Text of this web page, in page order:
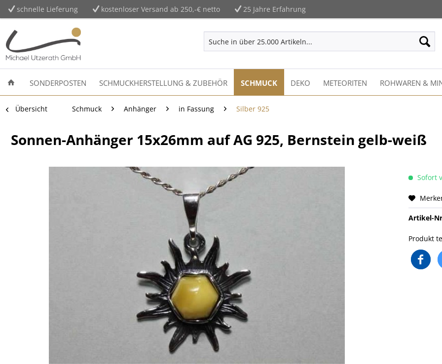
schnelle Lieferung kostenloser Versand ab 250,-€ netto 25 Jahre Erfahrung
SONDERPOSTEN SCHMUCKHERSTELLUNG & ZUBEHÖR SCHMUCK DEKO METEORITEN ROHWAREN &
Übersicht Schmuck Anhänger in Fassung Silber 925
Sonnen-Anhänger 15x26mm auf AG 925, Bernstein gelb-weiß
Sofort
Artikel-
Produkt